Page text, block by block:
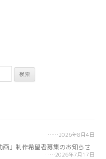
2026年8月4日
画」制作希望者募集のお知らせ
2026年7月17日